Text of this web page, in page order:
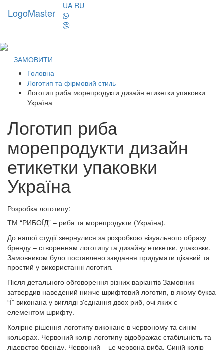
LogoMaster
UA RU
ЗАМОВИТИ
Головна
Логотип та фірмовий стиль
Логотип риба морепродукти дизайн етикетки упаковки
Україна
Логотип риба
морепродукти дизайн
етикетки упаковки
Україна
Розробка логотипу:
ТМ “РИБОЇД” – риба та морепродукти (Україна).
До нашої студії звернулися за розробкою візуального образу
бренду – створенням логотипу та дизайну етикетки, упаковки.
Замовником було поставлено завдання придумати цікавий та
простий у використанні логотип.
Після детального обговорення різних варіантів Замовник
затвердив наведений нижче шрифтовий логотип, в якому буква
“Ї” виконана у вигляді з'єднання двох риб, очі яких є
елементом шрифту.
Колірне рішення логотипу виконане в червоному та синім
кольорах. Червоний колір логотипу відображає стабільність та
лідерство бренду. Червоний – це червона риба. Синій колір